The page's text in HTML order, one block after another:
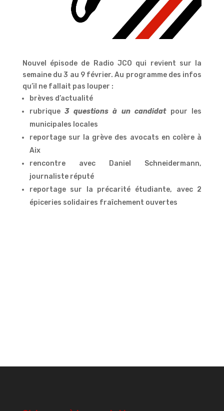
Nouvel épisode de Radio JCO qui revient sur la
semaine du 3 au 9 février. Au programme des infos
qu’il ne fallait pas louper :
brèves d’actualité
rubrique3 questions à un candidatpour les
municipales locales
reportage sur la grève des avocats en colère à
Aix
rencontre avec Daniel Schneidermann,
journaliste réputé
reportage sur la précarité étudiante, avec 2
épiceries solidaires fraîchement ouvertes